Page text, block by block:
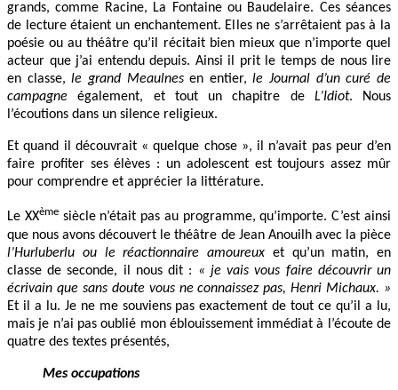
grands, comme Racine, La Fontaine ou Baudelaire. Ces séances
de lecture étaient un enchantement. Elles ne s’arrêtaient pas à la
poésie ou au théâtre qu’il récitait bien mieux que n’importe quel
acteur que j’ai entendu depuis. Ainsi il prit le temps de nous lire
en classe,le grand Meaulnesen entier,le Journal d’un curé de
campagne également, et tout un chapitre de L’Idiot. Nous
l’écoutions dans un silence religieux.
Et quand il découvrait « quelque chose », il n’avait pas peur d’en
faire profiter ses élèves : un adolescent est toujours assez mûr
pour comprendre et apprécier la littérature.
Le XXèmesiècle n’était pas au programme, qu’importe. C’est ainsi
que nous avons découvert le théâtre de Jean Anouilh avec la pièce
l’Hurluberlu ou le réactionnaire amoureux et qu’un matin, en
classe de seconde, il nous dit : « je vais vous faire découvrir un
écrivain que sans doute vous ne connaissez pas, Henri Michaux. »
Et il a lu. Je ne me souviens pas exactement de tout ce qu’il a lu,
mais je n’ai pas oublié mon éblouissement immédiat à l’écoute de
quatre des textes présentés,
Mes occupations